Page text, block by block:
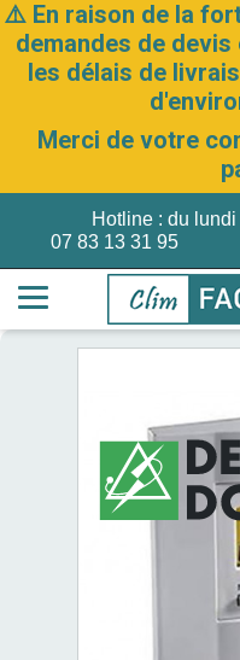
⚠️ En raison de la
demandes de
les délais de
Merci de votre
07 83 13 31 95
Hotline : du